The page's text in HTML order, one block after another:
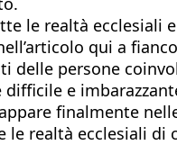
le realtà
qui a
persone
e
finalmente
le realtà ecclesiali